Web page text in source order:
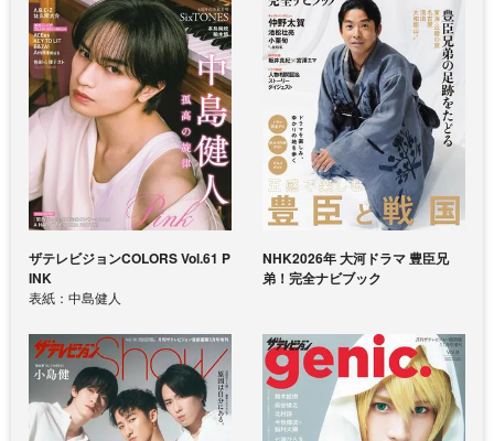
ザテレビジョンCOLORS Vol.61 P
INK
表紙：中島健人
NHK2026年 大河ドラマ 豊臣兄
弟！完全ナビブック